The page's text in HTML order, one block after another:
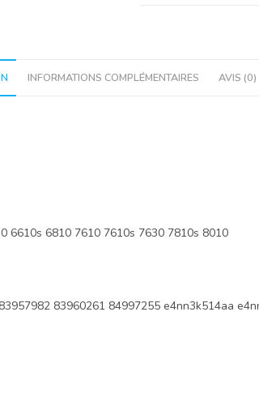
INFORMATIONS COMPLÉMENTAIRES AVIS (0)
6610s 6810 7610 7610s 7630 7810s 8010
83960261 84997255 e4nn3k514aa